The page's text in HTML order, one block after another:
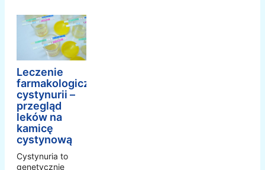
Leczenie
farmakologiczne
cystynurii –
przegląd
leków na
kamicę
cystynową
Cystynuria to
genetycznie